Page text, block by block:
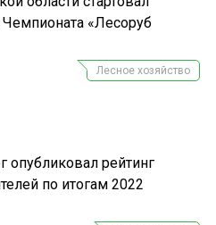
«Лесоруб
Лесное хозяйство
опубликовал рейтинг
по итогам 2022